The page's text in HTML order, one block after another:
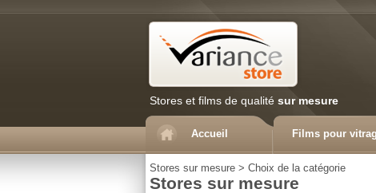
Stores et films de qualité sur mesure
Accueil Films pour
Stores sur mesure > Choix de la catégorie
Stores sur mesure